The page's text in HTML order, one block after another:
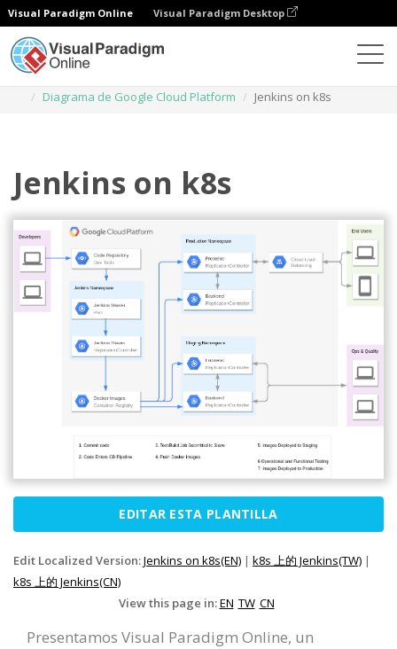
Visual Paradigm Online Visual Paradigm Desktop
Diagrama de Google Cloud Platform
Jenkins on k8s
Jenkins on k8s
EDITAR ESTA PLANTILLA
Edit Localized Version:Jenkins on k8s(EN) | k8s 上的 Jenkins(TW) |
k8s 上的 Jenkins(CN)
View this page in:EN TW CN
Presentamos Visual Paradigm Online, un